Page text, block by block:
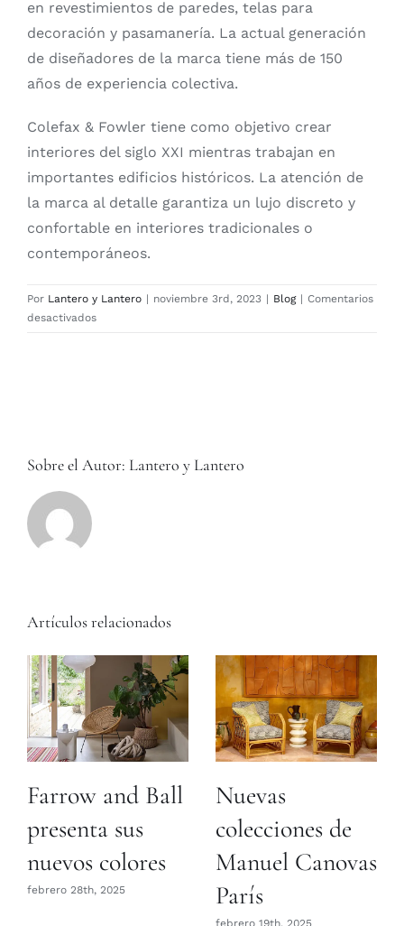
en revestimientos de paredes, telas para
decoración y pasamanería. La actual generación
de diseñadores de la marca tiene más de 150
años de experiencia colectiva.
Colefax & Fowler tiene como objetivo crear
interiores del siglo XXI mientras trabajan en
importantes edificios históricos. La atención de
la marca al detalle garantiza un lujo discreto y
confortable en interiores tradicionales o
contemporáneos.
Por Lantero y Lantero | noviembre 3rd, 2023 | Blog | Comentarios
desactivadosen
Sobre el Autor: Lantero y Lantero
Artículos relacionados
Farrow and Ball
presenta sus
nuevos colores
febrero 28th, 2025
Nuevas
colecciones de
Manuel Canovas
París
febrero 19th, 2025